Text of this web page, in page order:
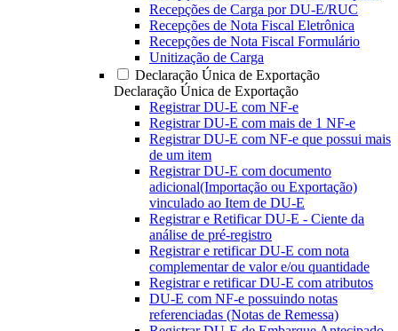
Recepções de Carga por DU-E/RUC
Recepções de Nota Fiscal Eletrônica
Recepções de Nota Fiscal Formulário
Unitização de Carga
Declaração Única de Exportação
Declaração Única de Exportação
Registrar DU-E com NF-e
Registrar DU-E com mais de 1 NF-e
Registrar DU-E com NF-e que possui mais
de um item
Registrar DU-E com documento
adicional(Importação ou Exportação)
vinculado ao Item de DU-E
Registrar e Retificar DU-E - Ciente da
análise de pré-registro
Registrar e retificar DU-E com nota
complementar de valor e/ou quantidade
Registrar e retificar DU-E com atributos
DU-E com NF-e possuindo notas
referenciadas (Notas de Remessa)